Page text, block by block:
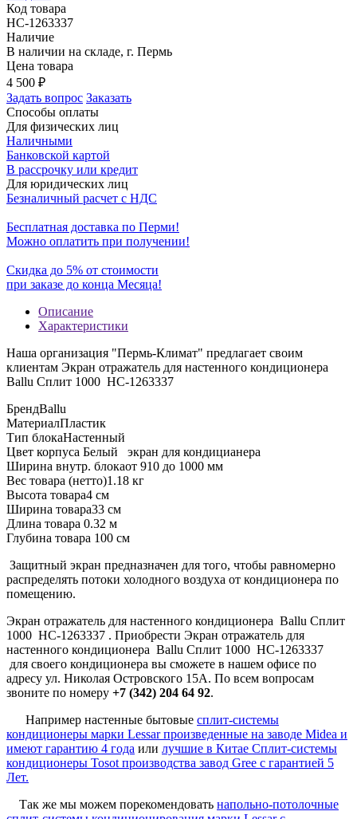
Код товара
НС-1263337
Наличие
В наличии на складе, г. Пермь
Цена товара
4 500 ₽
Задать вопрос Заказать
Способы оплаты
Для физических лиц
Наличными
Банковской картой
В рассрочку или кредит
Для юридических лиц
Безналичный расчет с НДС
Бесплатная доставка по Перми!
Можно оплатить при получении!
Скидка до 5% от стоимости
при заказе до конца Месяца!
Описание
Характеристики
Наша организация "Пермь-Климат" предлагает своим
клиентам Экран отражатель для настенного кондиционера
Ballu Сплит 1000 НС-1263337
БрендBallu
МатериалПластик
Тип блокаНастенный
Цвет корпуса Белый экран для кондицианера
Ширина внутр. блокаот 910 до 1000 мм
Вес товара (нетто)1.18 кг
Высота товара4 см
Ширина товара33 см
Длина товара 0.32 м
Глубина товара 100 см
Защитный экран предназначен для того, чтобы равномерно
распределять потоки холодного воздуха от кондиционера по
помещению.
Экран отражатель для настенного кондиционера Ballu Сплит
1000 НС-1263337 . Приобрести Экран отражатель для
настенного кондиционера Ballu Сплит 1000 НС-1263337
для своего кондиционера вы сможете в нашем офисе по
адресу ул. Николая Островского 15А. По всем вопросам
звоните по номеру +7 (342) 204 64 92.
Например настенные бытовые сплит-системы
кондиционеры марки Lessar произведенные на заводе Midea и
имеют гарантию 4 года или лучшие в Китае Сплит-системы
кондиционеры Tosot производства завод Gree c гарантией 5
Лет.
Так же мы можем порекомендовать напольно-потолочные